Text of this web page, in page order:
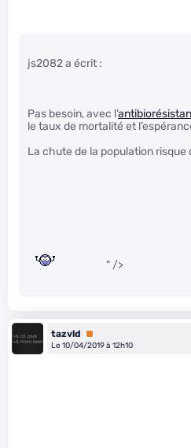
js2082 a écrit :
Pas besoin, avec l’
le taux de mortalité et
La chute de la population risque
" />
tazvld
Premium
Le 10/04/2019 à 12h10